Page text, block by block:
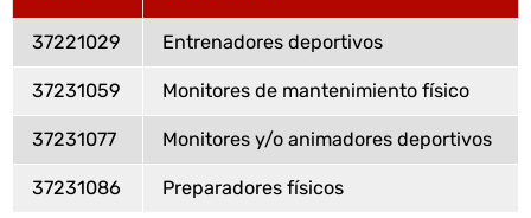
37221029 Entrenadores deportivos
37231059 Monitores de mantenimiento físico
37231077 Monitores y/o animadores deportivos
37231086 Preparadores físicos